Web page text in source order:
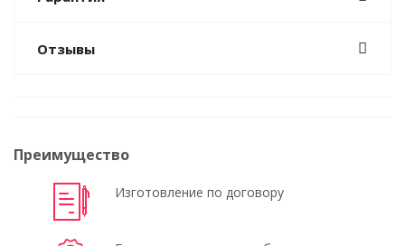
Отзывы
Преимущество
Изготовление по договору